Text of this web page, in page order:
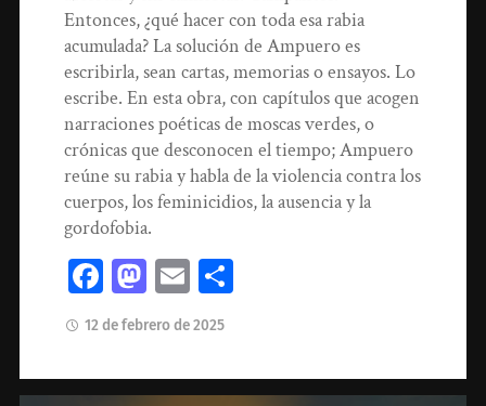
Entonces, ¿qué hacer con toda esa rabia
acumulada? La solución de Ampuero es
escribirla, sean cartas, memorias o ensayos. Lo
escribe. En esta obra, con capítulos que acogen
narraciones poéticas de moscas verdes, o
crónicas que desconocen el tiempo; Ampuero
reúne su rabia y habla de la violencia contra los
cuerpos, los feminicidios, la ausencia y la
gordofobia.
Facebook
Mastodon
Email
12 de febrero de 2025